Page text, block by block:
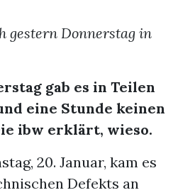
gestern Donnerstag in
gab es in Teilen
eine Stunde keinen
ibw erklärt, wieso.
20. Januar, kam es
Defekts an